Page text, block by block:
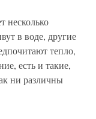
несколько
в воде, другие
тепло,
есть и такие,
ни различны